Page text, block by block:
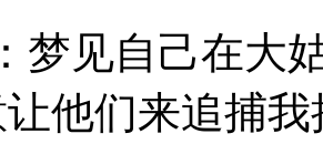
梦见自己在大
他们来追捕